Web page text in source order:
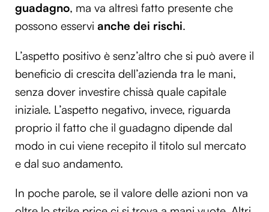
guadagno, ma va altresì fatto presente che
possono esservi anche dei rischi.
L’aspetto positivo è senz’altro che si può avere il
beneficio di crescita dell’azienda tra le mani,
senza dover investire chissà quale capitale
iniziale. L’aspetto negativo, invece, riguarda
proprio il fatto che il guadagno dipende dal
modo in cui viene recepito il titolo sul mercato
e dal suo andamento.
In poche parole, se il valore delle azioni non va